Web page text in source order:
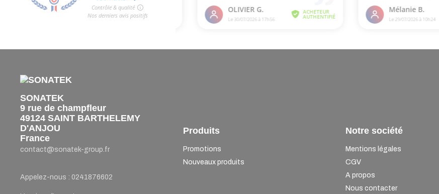
SONATEK
9 rue de champfleur
49124 SAINT BARTHELEMY
D'ANJOU
France
contact@sonatek-group.fr
Appelez-nous : 0241876602
Produits
Promotions
Nouveaux produits
Notre société
Mentions légales
CGV
A propos
Nous contacter